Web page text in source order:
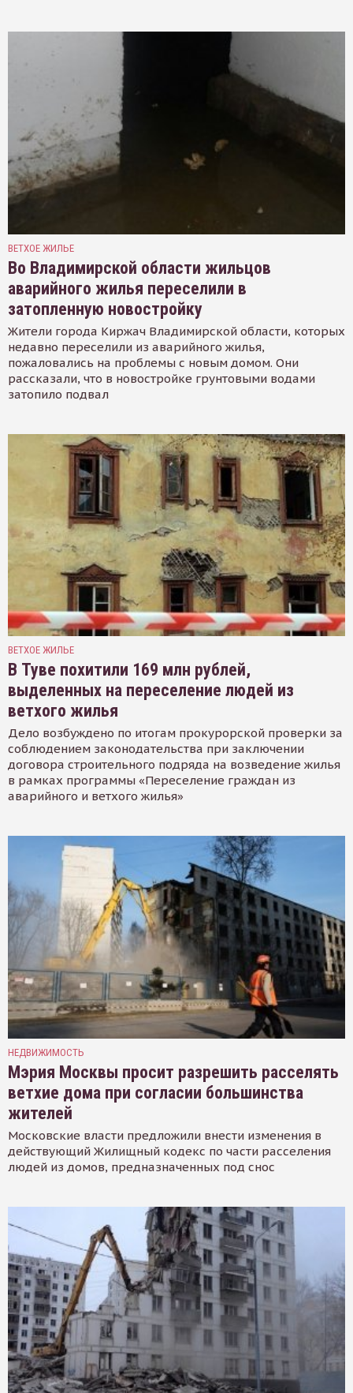
ВЕТХОЕ ЖИЛЬЕ
Во Владимирской области жильцов
аварийного жилья переселили в
затопленную новостройку
Жители города Киржач Владимирской области, которых
недавно переселили из аварийного жилья,
пожаловались на проблемы с новым домом. Они
рассказали, что в новостройке грунтовыми водами
затопило подвал
ВЕТХОЕ ЖИЛЬЕ
В Туве похитили 169 млн рублей,
выделенных на переселение людей из
ветхого жилья
Дело возбуждено по итогам прокурорской проверки за
соблюдением законодательства при заключении
договора строительного подряда на возведение жилья
в рамках программы «Переселение граждан из
аварийного и ветхого жилья»
НЕДВИЖИМОСТЬ
Мэрия Москвы просит разрешить расселять
ветхие дома при согласии большинства
жителей
Московские власти предложили внести изменения в
действующий Жилищный кодекс по части расселения
людей из домов, предназначенных под снос